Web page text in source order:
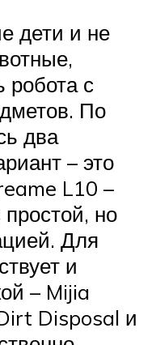
дети и не
робота с
По
два
– это
L10 –
но
Для
и
– Mijia
Disposal и